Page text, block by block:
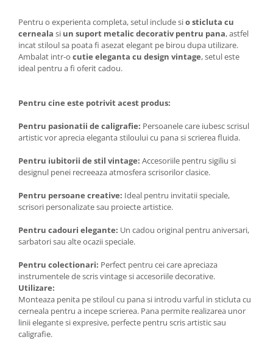
Pentru o experienta completa, setul include sio sticluta cu
cerneala si un suport metalic decorativ pentru pana, astfel
incat stiloul sa poata fi asezat elegant pe birou dupa utilizare.
Ambalat intr-o cutie eleganta cu design vintage, setul este
ideal pentru a fi oferit cadou.
Pentru cine este potrivit acest produs:
Pentru pasionatii de caligrafie: Persoanele care iubesc scrisul
artistic vor aprecia eleganta stiloului cu pana si scrierea fluida.
Pentru iubitorii de stil vintage: Accesoriile pentru sigiliu si
designul penei recreeaza atmosfera scrisorilor clasice.
Pentru persoane creative: Ideal pentru invitatii speciale,
scrisori personalizate sau proiecte artistice.
Pentru cadouri elegante: Un cadou original pentru aniversari,
sarbatori sau alte ocazii speciale.
Pentru colectionari: Perfect pentru cei care apreciaza
instrumentele de scris vintage si accesoriile decorative.
Utilizare:
Monteaza penita pe stiloul cu pana si introdu varful in sticluta cu
cerneala pentru a incepe scrierea. Pana permite realizarea unor
linii elegante si expresive, perfecte pentru scris artistic sau
caligrafie.